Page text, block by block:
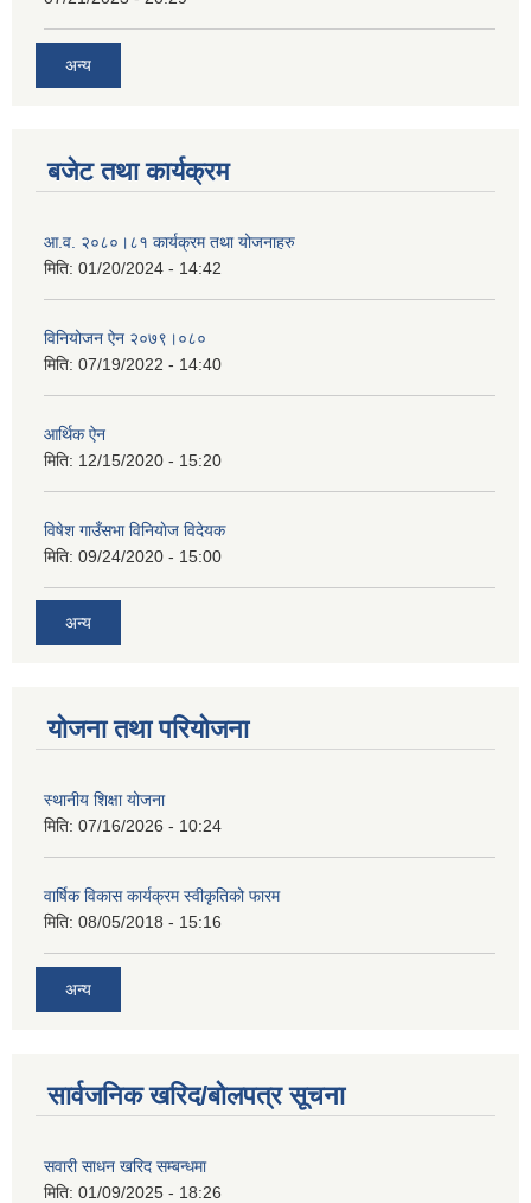
अन्य
बजेट तथा कार्यक्रम
आ.व. २०८०।८१ कार्यक्रम तथा योजनाहरु
मिति: 01/20/2024 - 14:42
विनियोजन ऐन २०७९।०८०
मिति: 07/19/2022 - 14:40
आर्थिक ऐन
मिति: 12/15/2020 - 15:20
विषेश गाउँसभा विनियाेज विदेयक
मिति: 09/24/2020 - 15:00
अन्य
योजना तथा परियोजना
स्थानीय शिक्षा योजना
मिति: 07/16/2026 - 10:24
वार्षिक विकास कार्यक्रम स्वीकृतिको फारम
मिति: 08/05/2018 - 15:16
अन्य
सार्वजनिक खरिद/बोलपत्र सूचना
सवारी साधन खरिद सम्बन्धमा
मिति: 01/09/2025 - 18:26